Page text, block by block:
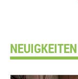
NEUIGKEITEN